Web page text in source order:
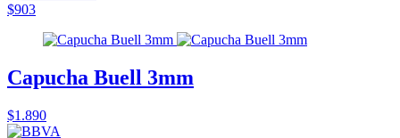
$903
Capucha Buell 3mm
$1.890